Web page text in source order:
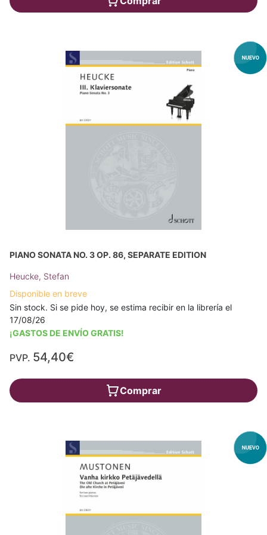
PIANO SONATA NO. 3 OP. 86, SEPARATE EDITION
Heucke, Stefan
Disponible en breve
Sin stock. Si se pide hoy, se estima recibir en la librería el
17/08/26
¡GASTOS DE ENVÍO GRATIS!
PVP. 54,40€
Comprar